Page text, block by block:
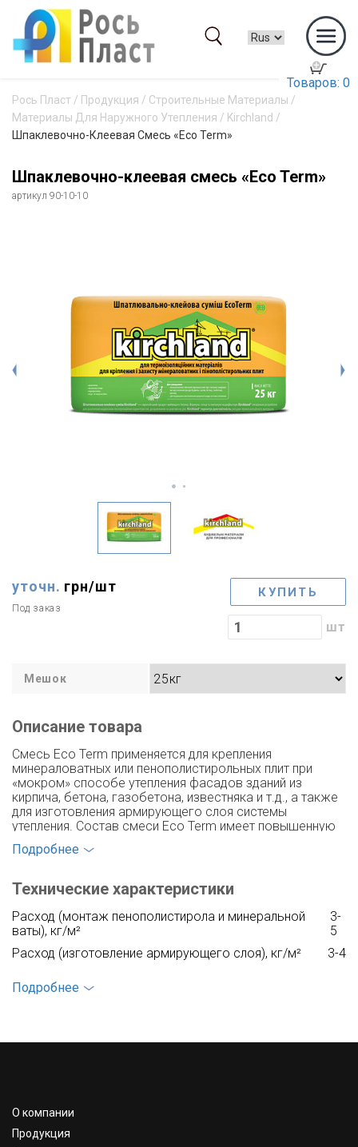
Товаров: 0
Рось Пласт / Продукция / Строительные Материалы /
Материалы Для Наружного Утепления / Kirchland /
Шпаклевочно-Клеевая Смесь «Eco Term»
Шпаклевочно-клеевая смесь «Eco Term»
артикул 90-10-10
уточн. грн/шт
Под заказ
КУПИТЬ
шт
Мешок
Описание товара
Смесь Eco Term применяется для крепления
минераловатных или пенополистирольных плит при
«мокром» способе утепления фасадов зданий из
кирпича, бетона, газобетона, известняка и т.д., а также
для изготовления армирующего слоя системы
утепления. Состав смеси Eco Term имеет повышенную
устойчивость к атмосферным воздействиям.
-Высокая адгезия;
-Пластичность, легкость в нанесении;
-Паропроникающая;
-Удобная и простая в использовании
Подробнее
Технические характеристики
Расход (монтаж пенополистирола и минеральной
ваты), кг/м²
3-
5
Расход (изготовление армирующего слоя), кг/м²
3-4
Время использования готовой смеси, ч
Температура эксплуатации
-50° С до +70°С
Срок годности (с даты изготовления), месяцев
Подробнее
О компании
Продукция